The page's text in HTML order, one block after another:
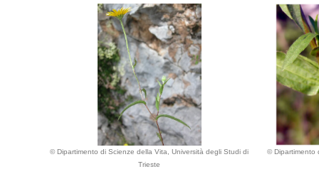
© Dipartimento di Scienze della Vita, Università degli Studi di
Trieste
© Dipartimento